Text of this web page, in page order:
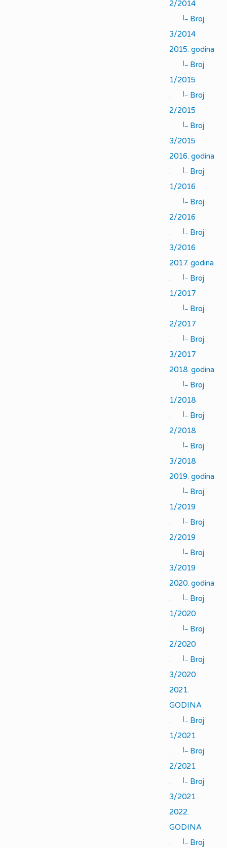
2/2014
.
|_ Broj
3/2014
2015. godina
.
|_ Broj
1/2015
.
|_ Broj
2/2015
.
|_ Broj
3/2015
2016. godina
.
|_ Broj
1/2016
.
|_ Broj
2/2016
.
|_ Broj
3/2016
2017. godina
.
|_ Broj
1/2017
.
|_ Broj
2/2017
.
|_ Broj
3/2017
2018. godina
.
|_ Broj
1/2018
.
|_ Broj
2/2018
.
|_ Broj
3/2018
2019. godina
.
|_ Broj
1/2019
.
|_ Broj
2/2019
.
|_ Broj
3/2019
2020. godina
.
|_ Broj
1/2020
.
|_ Broj
2/2020
.
|_ Broj
3/2020
2021.
GODINA
.
|_ Broj
1/2021
.
|_ Broj
2/2021
.
|_ Broj
3/2021
2022.
GODINA
.
|_ Broj